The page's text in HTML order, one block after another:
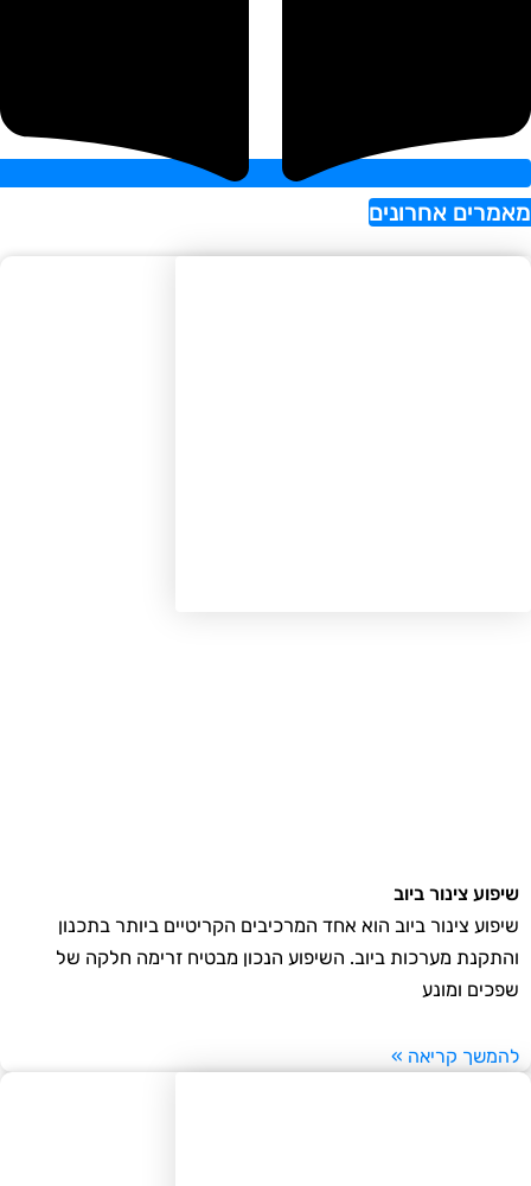
אחרונים
צינור ביוב
צינור ביוב הוא אחד המרכיבים הקריטיים ביותר בתכנון
מערכות ביוב. השיפוע הנכון מבטיח זרימה חלקה של
ומונע
קריאה »